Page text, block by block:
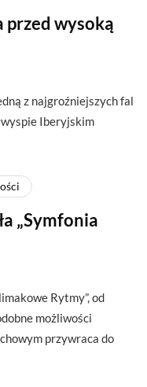
przed wysoką
z najgroźniejszych fal
Iberyjskim
„Symfonia
Rytmy”, od
możliwości
przywraca do